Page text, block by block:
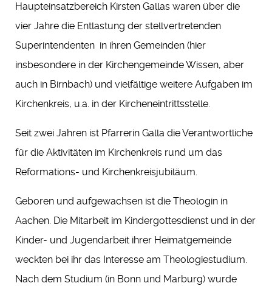
Haupteinsatzbereich Kirsten Gallas waren über die
vier Jahre die Entlastung der stellvertretenden
Superintendenten in ihren Gemeinden (hier
insbesondere in der Kirchengemeinde Wissen, aber
auch in Birnbach) und vielfältige weitere Aufgaben im
Kirchenkreis, u.a. in der Kircheneintrittsstelle.
Seit zwei Jahren ist Pfarrerin Galla die Verantwortliche
für die Aktivitäten im Kirchenkreis rund um das
Reformations- und Kirchenkreisjubiläum.
Geboren und aufgewachsen ist die Theologin in
Aachen. Die Mitarbeit im Kindergottesdienst und in der
Kinder- und Jugendarbeit ihrer Heimatgemeinde
weckten bei ihr das Interesse am Theologiestudium.
Nach dem Studium (in Bonn und Marburg) wurde